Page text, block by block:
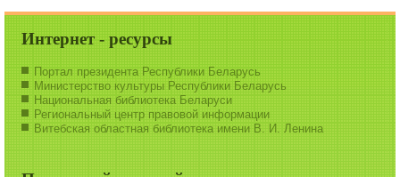
Интернет - ресурсы
Портал президента Республики Беларусь
Министерство культуры Республики Беларусь
Национальная библиотека Беларуси
Региональный центр правовой информации
Витебская областная библиотека имени В. И. Ленина